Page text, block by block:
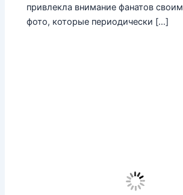
привлекла внимание фанатов
фото, которые периодически […]